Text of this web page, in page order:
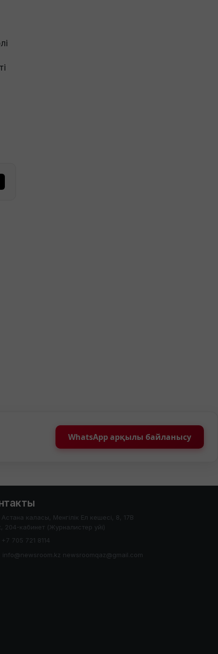
WhatsApp арқылы байланысу
Астана каласы, Менгілік Ел кешесі, 8, 17В
204-кабинет (Журналистер уйі)
+7 705 721 8114
info@newsroom.kz newsroomqaz@gmail.com